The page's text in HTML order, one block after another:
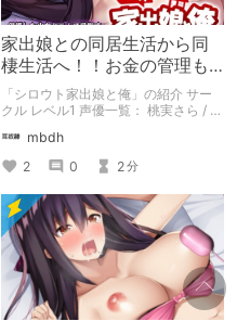
家出娘との同居生活から同
棲生活へ！！お金の管理も
大事な日常シミュレーショ
ンゲーム！！
「シロウト家出娘と俺」の紹介 サー
クル レベル1 声優一覧： 桃実さら / 七
mbdh
2
0 2分